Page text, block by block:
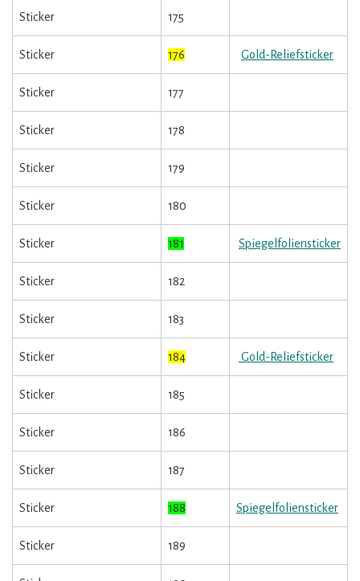
Sticker 175
Sticker 176 Gold-Reliefsticker
Sticker 177
Sticker 178
Sticker 179
Sticker 180
Sticker 181 Spiegelfoliensticker
Sticker 182
Sticker 183
Sticker 184 Gold-Reliefsticker
Sticker 185
Sticker 186
Sticker 187
Sticker 188 Spiegelfoliensticker
Sticker 189